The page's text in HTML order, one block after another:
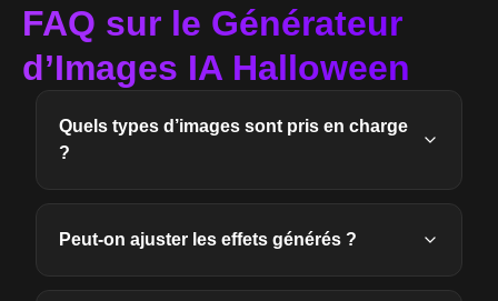
FAQ sur le Générateur
d’Images IA Halloween
Quels types d’images sont pris en charge
?
Peut-on ajuster les effets générés ?